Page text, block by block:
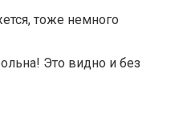
тоже немного
Это видно и без